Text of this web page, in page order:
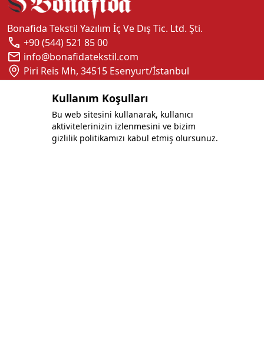
Kullanım Koşulları
Bu web sitesini kullanarak, kullanıcı
aktivitelerinizin izlenmesini ve bizim
gizlilik politikamızı kabul etmiş olursunuz.
Bonafida Tekstil Yazılım İç Ve Dış Tic. Ltd. Şti.
+90 (544) 521 85 00
info@bonafidatekstil.com
Piri Reis Mh, 34515 Esenyurt/İstanbul